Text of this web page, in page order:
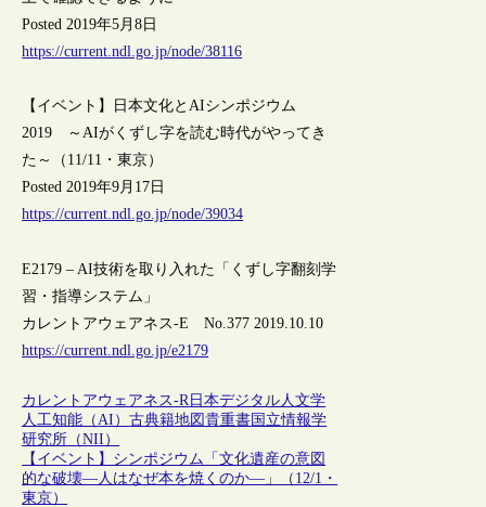
Posted 2019年5月8日
https://current.ndl.go.jp/node/38116
【イベント】日本文化とAIシンポジウム
2019 ～AIがくずし字を読む時代がやってき
た～（11/11・東京）
Posted 2019年9月17日
https://current.ndl.go.jp/node/39034
E2179 – AI技術を取り入れた「くずし字翻刻学
習・指導システム」
カレントアウェアネス-E No.377 2019.10.10
https://current.ndl.go.jp/e2179
カレントアウェアネス-R 日本デジタル人文学
人工知能（AI）古典籍地図貴重書 国立情報学
研究所（NII）
【イベント】シンポジウム「文化遺産の意図
的な破壊―人はなぜ本を焼くのか―」（12/1・
東京）